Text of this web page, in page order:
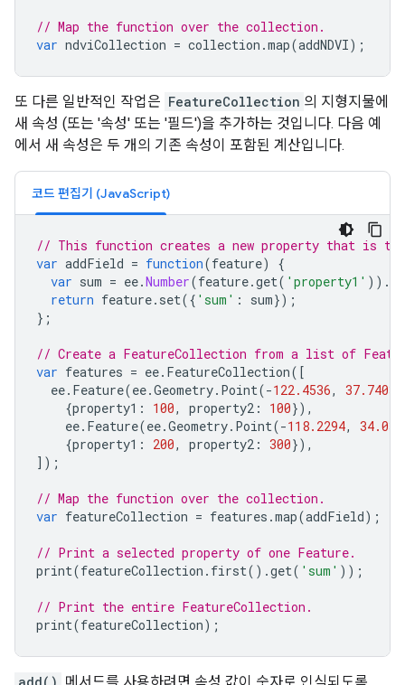
// Map the function over the collection.
var ndviCollection = collection .map(addNDVI);
또 다른 일반적인 작업은 FeatureCollection 의 지형지물에
새 속성 (또는 '속성' 또는 '필드')을 추가하는 것입니다. 다음 예
에서 새 속성은 두 개의 기존 속성이 포함된 계산입니다.
코드 편집기 (JavaScript)
// This function creates a new property that is
var addField = function(feature)
{
var sum = ee.Number(feature.get( 'property1' )).
return feature. set({ 'sum' : sum});
};
// Create a FeatureCollection from a list of
var features = ee. FeatureCollection([
ee. Feature(ee.Geometry. Point(-122.4536, 37.7403
{property1 : 100, property2 : 100}),
ee. Feature(ee.Geometry. Point(-118.2294, 34.039
{property1 : 200, property2 : 300}),
]);
// Map the function over the collection.
var featureCollection = features .map(addField);
// Print a selected property of one Feature.
print(featureCollection . first().get( 'sum' ));
// Print the entire FeatureCollection.
print(featureCollection);